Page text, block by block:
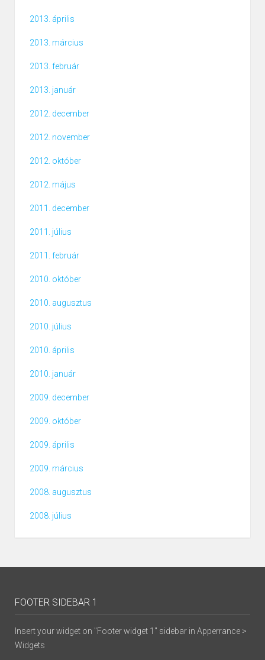
2013. április
2013. március
2013. február
2013. január
2012. december
2012. november
2012. október
2012. május
2011. december
2011. július
2011. február
2010. október
2010. augusztus
2010. július
2010. április
2010. január
2009. december
2009. október
2009. április
2009. március
2008. augusztus
2008. július
FOOTER SIDEBAR 1
Insert your widget on "Footer widget 1" sidebar in Apperrance >
Widgets